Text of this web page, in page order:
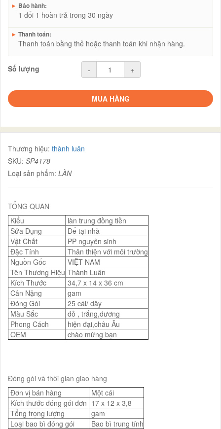
► Bảo hành:
1 đổi 1 hoàn trả trong 30 ngày
► Thanh toán:
Thanh toán bằng thẻ hoặc thanh toán khi nhận hàng.
Số lượng - +
MUA HÀNG
Thương hiệu: thành luân
SKU: SP4178
Loại sản phẩm: LÀN
TỔNG QUAN
Kiểu
làn trung đồng tiền
Sửa Dụng
Để tại nhà
Vật Chất
PP nguyên sinh
Đặc Tính
Thân thiện với môi trường
Nguồn Gốc
VIỆT NAM
Tên Thương Hiệu Thành Luân
Kích Thước
34,7 x 14 x 36 cm
Cân Nặng
gam
Đóng Gói
25 cái/ dây
Màu Sắc
đỏ , trắng,dương
Phong Cách
hiện đại,châu Âu
OEM
chào mừng bạn
Đóng gói và thời gian giao hàng
Đơn vị bán hàng
Một cái
Kích thước đóng gói đơn 17 x 12 x 3,8
Tổng trọng lượng
gam
Loại bao bì đóng gói
Bao bì trung tính